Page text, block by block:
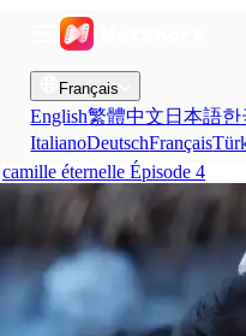
Français
English繁體中文 日本語한
ItalianoDeutschFrançais
camille éternelle Épisode 4